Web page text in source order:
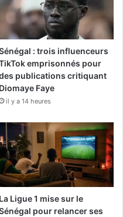
: trois influenceurs
emprisonnés pour
publications critiquant
Diomaye Faye
il y a 14 heures
La Ligue 1 mise sur le
pour relancer ses